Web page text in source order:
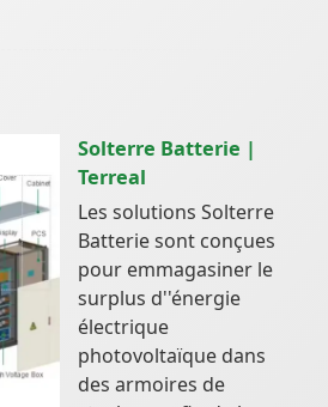
Solterre Batterie |
Terreal
Les solutions Solterre
Batterie sont conçues
pour emmagasiner le
surplus d''énergie
électrique
photovoltaïque dans
des armoires de